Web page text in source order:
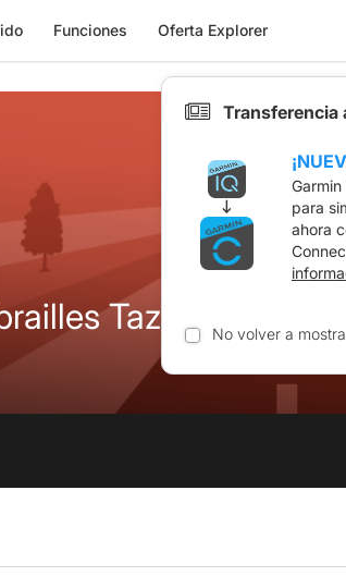
Funciones Oferta Explorer
Tazenat 74-1150
Transferencia
para
ahora
No volver a